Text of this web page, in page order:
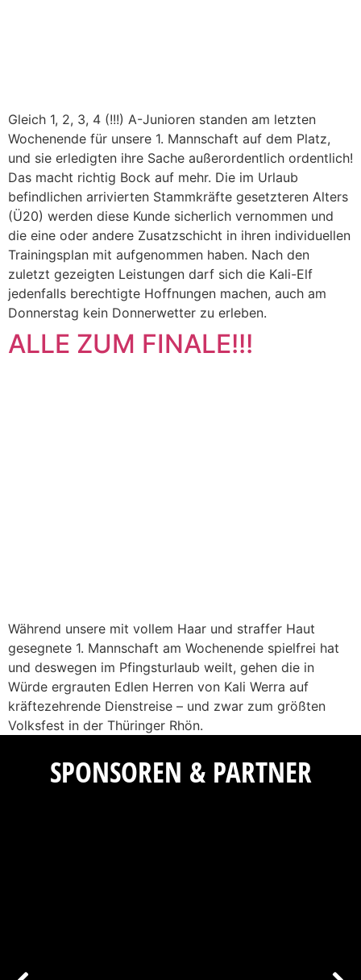
Gleich 1, 2, 3, 4 (!!!) A-Junioren standen am letzten
Wochenende für unsere 1. Mannschaft auf dem Platz,
und sie erledigten ihre Sache außerordentlich ordentlich!
Das macht richtig Bock auf mehr. Die im Urlaub
befindlichen arrivierten Stammkräfte gesetzteren Alters
(Ü20) werden diese Kunde sicherlich vernommen und
die eine oder andere Zusatzschicht in ihren individuellen
Trainingsplan mit aufgenommen haben. Nach den
zuletzt gezeigten Leistungen darf sich die Kali-Elf
jedenfalls berechtigte Hoffnungen machen, auch am
Donnerstag kein Donnerwetter zu erleben.
ALLE ZUM FINALE!!!
Während unsere mit vollem Haar und straffer Haut
gesegnete 1. Mannschaft am Wochenende spielfrei hat
und deswegen im Pfingsturlaub weilt, gehen die in
Würde ergrauten Edlen Herren von Kali Werra auf
kräftezehrende Dienstreise – und zwar zum größten
Volksfest in der Thüringer Rhön.
SPONSOREN & PARTNER